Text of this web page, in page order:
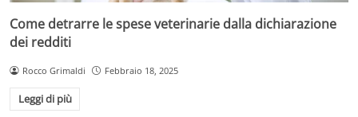
Come detrarre le spese veterinarie dalla dichiarazione
dei redditi
Rocco Grimaldi Febbraio 18, 2025
Leggi di più